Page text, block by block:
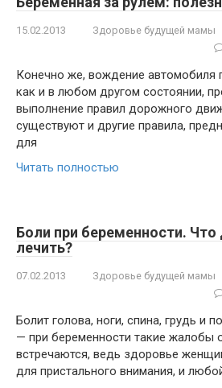
15.02.2013 Здоровье будущей мамы
Конечно же, вождение автомобиля
как и в любом другом состоянии,
выполнение правил дорожного
существуют и другие правила,
для
Читать полностью
Боли при беременности. Что
лечить?
07.02.2013 Здоровье будущей мамы
Болит голова, ноги, спина, грудь и
— при беременности такие жалобы
встречаются, ведь здоровье
для пристального внимания, и